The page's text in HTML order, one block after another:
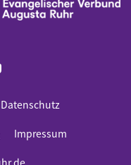
Datenschutz
Impressum